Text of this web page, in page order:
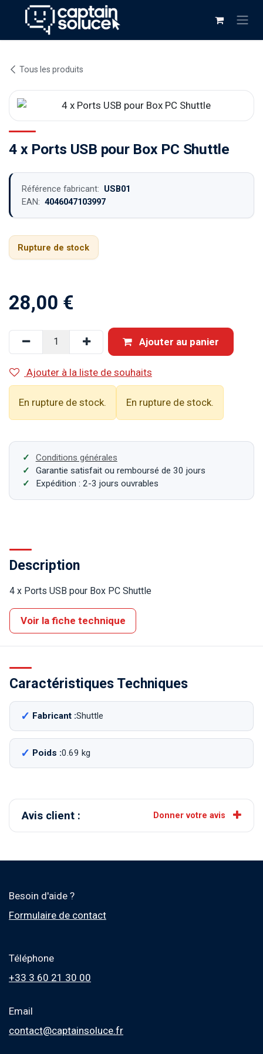
Se rendre au contenu
Tous les produits
4 x Ports USB pour Box PC Shuttle
Référence fabricant: USB01
EAN: 4046047103997
Rupture de stock
28,00 €
Ajouter au panier
Ajouter à la liste de souhaits
En rupture de stock. En rupture de stock.
Conditions générales
Garantie satisfait ou remboursé de 30 jours
Expédition : 2-3 jours ouvrables
Description
4 x Ports USB pour Box PC Shuttle
Voir la fiche technique
Caractéristiques Techniques
Fabricant :Shuttle
Poids :0.69 kg
Avis client : Donner votre avis
Besoin d'aide ?
Formulaire de contact
Téléphone
+33 3 60 21 30 00
Email
contact@captainsoluce.fr